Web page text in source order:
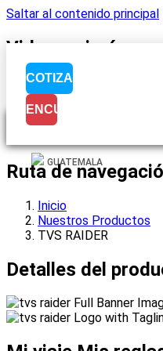
Saltar al contenido principal
Videos e
GUATEMALA
COTIZA
ENCUENTRÁNOS
Ruta de
Inicio
Nuestros Productos
TVS RAIDER
Detalles del